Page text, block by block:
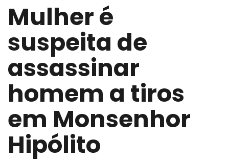
Mulher é
suspeita de
assassinar
homem a tiros
em Monsenhor
Hipólito